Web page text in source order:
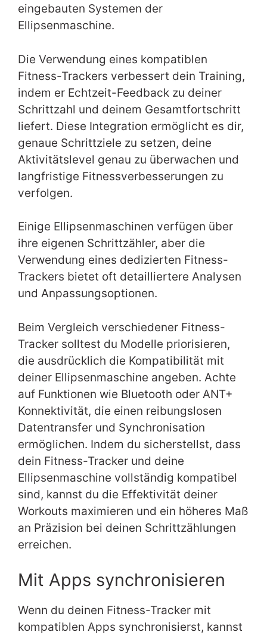
eingebauten Systemen der
Ellipsenmaschine.
Die Verwendung eines kompatiblen
Fitness-Trackers verbessert dein Training,
indem er Echtzeit-Feedback zu deiner
Schrittzahl und deinem Gesamtfortschritt
liefert. Diese Integration ermöglicht es dir,
genaue Schrittziele zu setzen, deine
Aktivitätslevel genau zu überwachen und
langfristige Fitnessverbesserungen zu
verfolgen.
Einige Ellipsenmaschinen verfügen über
ihre eigenen Schrittzähler, aber die
Verwendung eines dedizierten Fitness-
Trackers bietet oft detailliertere Analysen
und Anpassungsoptionen.
Beim Vergleich verschiedener Fitness-
Tracker solltest du Modelle priorisieren,
die ausdrücklich die Kompatibilität mit
deiner Ellipsenmaschine angeben. Achte
auf Funktionen wie Bluetooth oder ANT+
Konnektivität, die einen reibungslosen
Datentransfer und Synchronisation
ermöglichen. Indem du sicherstellst, dass
dein Fitness-Tracker und deine
Ellipsenmaschine vollständig kompatibel
sind, kannst du die Effektivität deiner
Workouts maximieren und ein höheres Maß
an Präzision bei deinen Schrittzählungen
erreichen.
Mit Apps synchronisieren
Wenn du deinen Fitness-Tracker mit
kompatiblen Apps synchronisierst, kannst